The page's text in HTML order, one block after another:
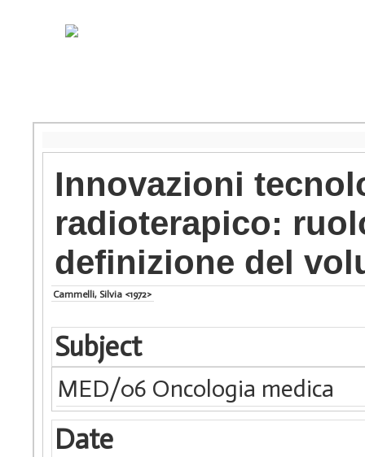
Innovazioni
radioterapico:
definizione del
Cammelli, Silvia <1972>
Subject
MED/06 Oncologia medica
Date